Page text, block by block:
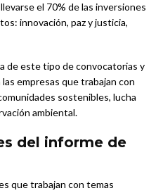
el 70% de las inversiones
innovación, paz y justicia,
de este tipo de convocatorias y
empresas que trabajan con
sostenibles, lucha
ambiental.
del informe de
que trabajan con temas